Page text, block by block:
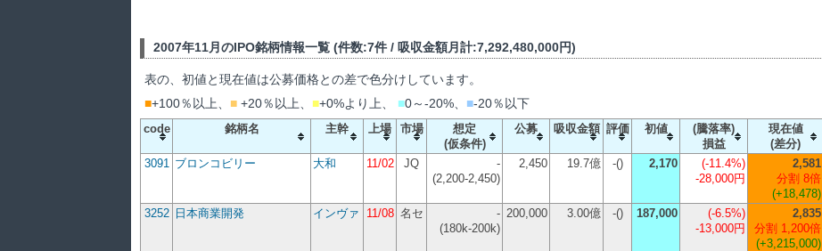
2007年11月のIPO銘柄情報一覧 (件数:7件 / 吸収金額月計:7,292,480,000円)
表の、初値と現在値は公募価格との差で色分けしています。
■+100％以上、 ■ +20％以上、 ■+0%より上、 ■0～-20%、 ■-20％以下
code 銘柄名 主幹 上場 市場
想定
(仮条件)
公募 吸収金額 評価 初値
(騰落率)
損益
現在値
(差分)
3091
ブロンコビリー 大和 11/02 JQ
-
(2,200-2,450)
2,450 19.7億 -() 2,170 (-11.4%)
-28,000円
2,581
分割 8倍
(+18,478)
3252
日本商業開発 インヴァ 11/08 名セ
-
(180k-200k)
200,000 3.00億 -() 187,000 (-6.5%)
-13,000円
2,835
分割 1,200倍
(+3,215,000)